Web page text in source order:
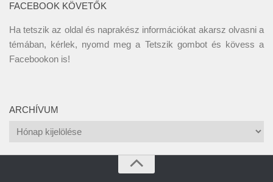
FACEBOOK KÖVETŐK
Ha tetszik az oldal és naprakész információkat akarsz olvasni a
témában, kérlek, nyomd meg a Tetszik gombot és kövess a
Facebookon is!
ARCHÍVUM
Archívum